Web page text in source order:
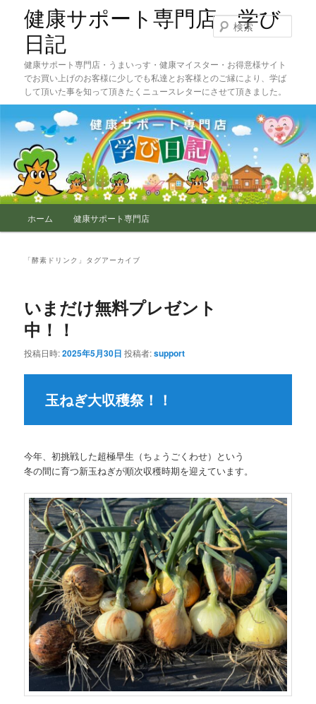
へ
移
健康サポート専門店 学び
日記
健康サポート専門店・うまいっす・健康マイスター・お得意様サイト
でお買い上げのお客様に少しでも私達とお客様とのご縁により、学ば
して頂いた事を知って頂きたくニュースレターにさせて頂きました。
索
ホーム 健康サポート専門店
「酵素ドリンク 」タグアーカイブ
いまだけ無料プレゼント
中！！
投稿日時:2025年5月30日 投稿者:support
玉ねぎ大収穫祭！！
今年、初挑戦した超極早生（ちょうごくわせ）という
冬の間に育つ新玉ねぎが順次収穫時期を迎えています。